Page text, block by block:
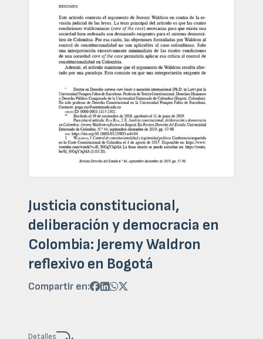
Justicia constitucional,
deliberación y democracia en
Colombia: Jeremy Waldron
reflexivo en Bogotá
Compartir en:
Detalles